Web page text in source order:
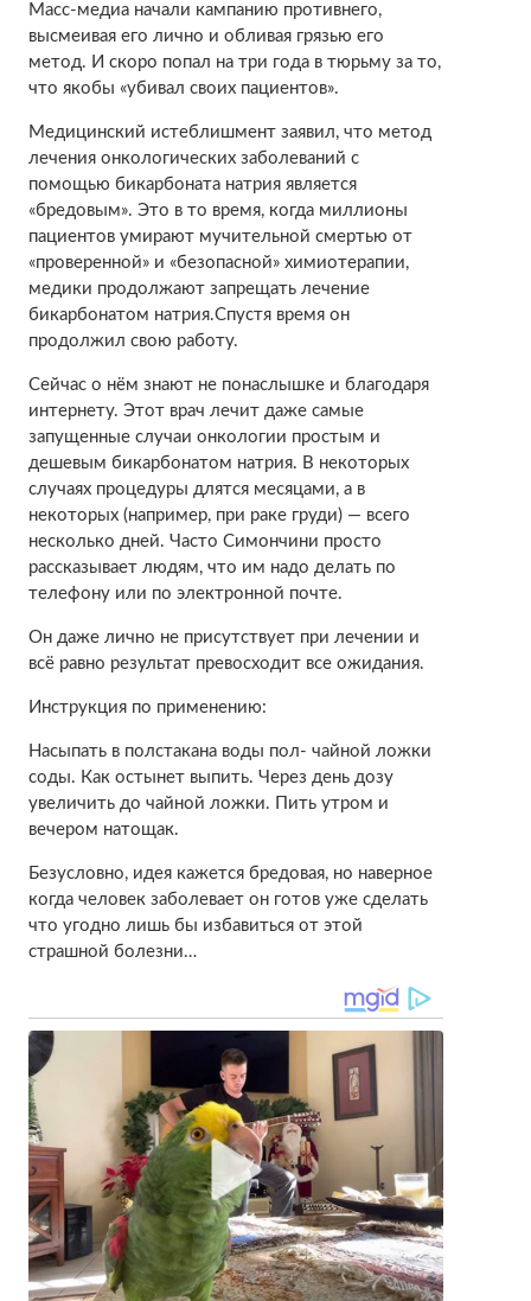
Масс-медиа начали кампанию противнего,
высмеивая его лично и обливая грязью его
метод. И скоро попал на три года в тюрьму за то,
что якобы «убивал своих пациентов».
Медицинский истеблишмент заявил, что метод
лечения онкологических заболеваний с
помощью бикарбоната натрия является
«бредовым». Это в то время, когда миллионы
пациентов умирают мучительной смертью от
«проверенной» и «безопасной» химиотерапии,
медики продолжают запрещать лечение
бикарбонатом натрия.Спустя время он
продолжил свою работу.
Сейчас о нём знают не понаслышке и благодаря
интернету. Этот врач лечит даже самые
запущенные случаи онкологии простым и
дешевым бикарбонатом натрия. В некоторых
случаях процедуры длятся месяцами, а в
некоторых (например, при раке груди) — всего
несколько дней. Часто Симончини просто
рассказывает людям, что им надо делать по
телефону или по электронной почте.
Он даже лично не присутствует при лечении и
всё равно результат превосходит все ожидания.
Инструкция по применению:
Насыпать в полстакана воды пол- чайной ложки
соды. Как остынет выпить. Через день дозу
увеличить до чайной ложки. Пить утром и
вечером натощак.
Безусловно, идея кажется бредовая, но наверное
когда человек заболевает он готов уже сделать
что угодно лишь бы избавиться от этой
страшной болезни…